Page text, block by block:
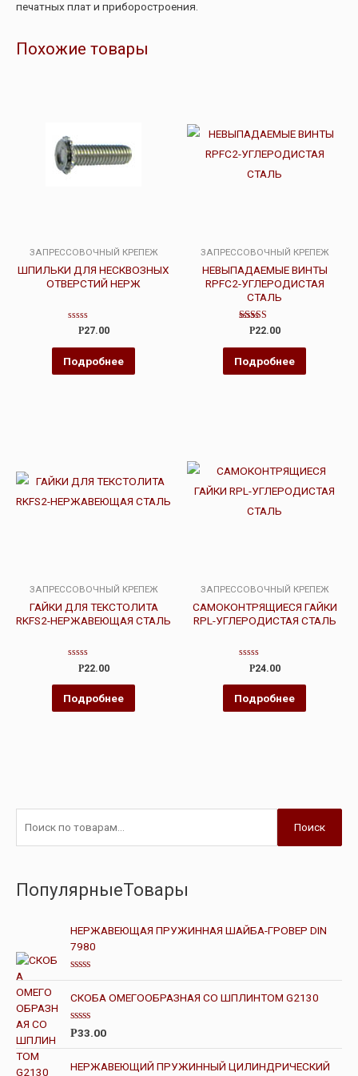
печатных плат и приборостроения.
Похожие товары
ЗАПРЕССОВОЧНЫЙ КРЕПЕЖ
ШПИЛЬКИ ДЛЯ НЕСКВОЗНЫХ
ОТВЕРСТИЙ НЕРЖ
Оценка
из
Р27.00
Подробнее
ЗАПРЕССОВОЧНЫЙ КРЕПЕЖ
НЕВЫПАДАЕМЫЕ ВИНТЫ
RPFC2-УГЛЕРОДИСТАЯ
СТАЛЬ
Оценка
из 5
Р22.00
Подробнее
ЗАПРЕССОВОЧНЫЙ КРЕПЕЖ
ГАЙКИ ДЛЯ ТЕКСТОЛИТА
RKFS2-НЕРЖАВЕЮЩАЯ СТАЛЬ
Оценка
из
Р22.00
Подробнее
ЗАПРЕССОВОЧНЫЙ КРЕПЕЖ
САМОКОНТРЯЩИЕСЯ ГАЙКИ
RPL-УГЛЕРОДИСТАЯ СТАЛЬ
Оценка
из
Р24.00
Подробнее
Поиск
ПопулярныеТовары
НЕРЖАВЕЮЩАЯ ПРУЖИННАЯ ШАЙБА-ГРОВЕР DIN
7980
О
е
н
к
а
и
з
5
СКОБА ОМЕГООБРАЗНАЯ СО ШПЛИНТОМ G2130
О
е
н
к
Р33.00
НЕРЖАВЕЮЩИЙ ПРУЖИННЫЙ ЦИЛИНДРИЧЕСКИЙ